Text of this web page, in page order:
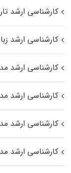
کارشناسی ارشد
کارشناسی ارشد
کارشناسی ارشد
کارشناسی ارشد
کارشناسی ارشد
کارشناسی ارشد